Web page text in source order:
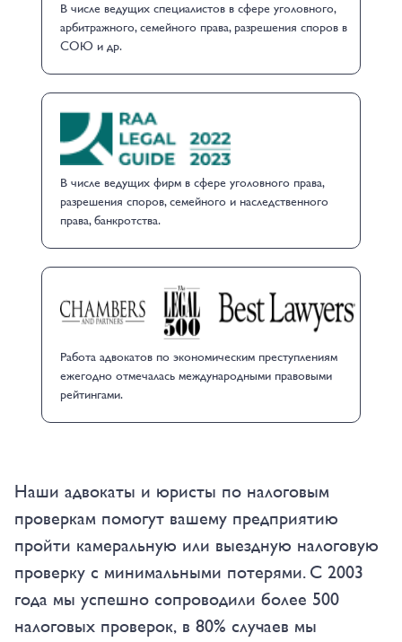
В числе ведущих специалистов в сфере уголовного,
арбитражного, семейного права, разрешения споров в
СОЮ и др.
В числе ведущих фирм в сфере уголовного права,
разрешения споров, семейного и наследственного
права, банкротства.
Работа адвокатов по экономическим преступлениям
ежегодно отмечалась международными правовыми
рейтингами.
Наши адвокаты и юристы по налоговым
проверкам помогут вашему предприятию
пройти камеральную или выездную налоговую
проверку с минимальными потерями. С 2003
года мы успешно сопроводили более 500
налоговых проверок, в 80% случаев мы